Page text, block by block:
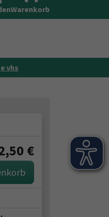
Kontakt
Warenkorb
vhs
€